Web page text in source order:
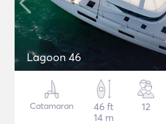
Lagoon 46
Catamaran
46 ft
14 m
12